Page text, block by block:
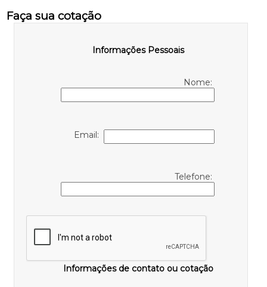
Faça sua cotação
Informações Pessoais
Nome:
Email:
Telefone:
Informações de contato ou cotação